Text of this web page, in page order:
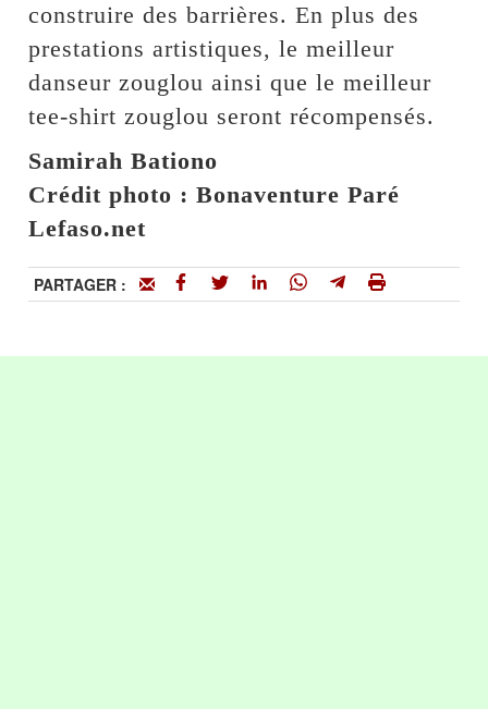
construire des barrières. En plus des
prestations artistiques, le meilleur
danseur zouglou ainsi que le meilleur
tee-shirt zouglou seront récompensés.
Samirah Bationo
Crédit photo : Bonaventure Paré
Lefaso.net
PARTAGER :